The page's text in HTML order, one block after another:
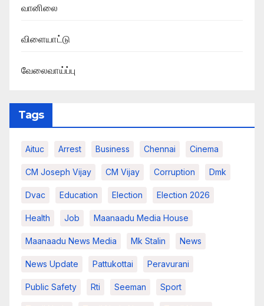
வானிலை
விளையாட்டு
வேலைவாய்ப்பு
Tags
Aituc Arrest Business Chennai Cinema
CM Joseph Vijay CM Vijay Corruption Dmk
Dvac Education Election Election 2026
Health Job Maanaadu Media House
Maanaadu News Media Mk Stalin News
News Update Pattukottai Peravurani
Public Safety Rti Seeman Sport